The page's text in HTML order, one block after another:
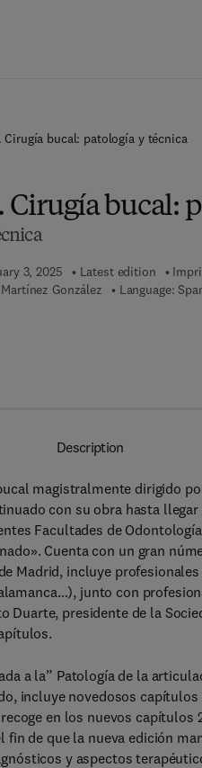
Cirugía bucal: patología y técnica
Cirugía bucal:
3, 2025 Latest edition
González Language:
Description
magistralmente dirigido
con su obra hasta llegar
Facultades de
Cuenta con un gran
Madrid, incluye
junto con
presidente de la
a la” Patología de la
incluye novedosos
en los nuevos capítulos
de que la nueva edición
y aspectos